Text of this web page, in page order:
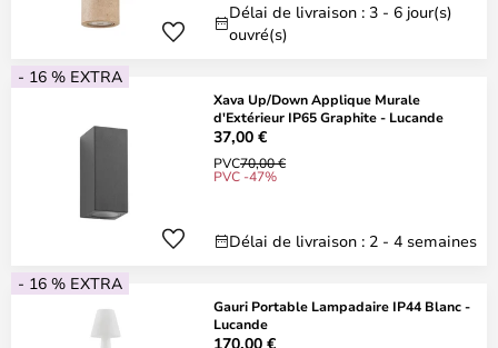
Délai de livraison : 3 - 6 jour(s)
ouvré(s)
- 16 % EXTRA
Xava Up/Down Applique Murale
d'Extérieur IP65 Graphite - Lucande
37,00 €
PVC70,00 €
PVC -47%
Délai de livraison : 2 - 4 semaines
- 16 % EXTRA
Gauri Portable Lampadaire IP44 Blanc -
Lucande
170,00 €